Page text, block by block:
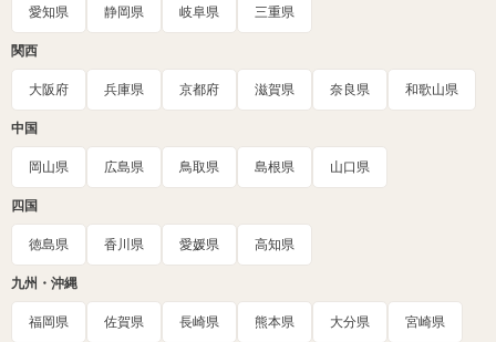
愛知県 静岡県 岐阜県 三重県
関西
大阪府 兵庫県 京都府 滋賀県 奈良県 和歌山県
中国
岡山県 広島県 鳥取県 島根県 山口県
四国
徳島県 香川県 愛媛県 高知県
九州・沖縄
福岡県 佐賀県 長崎県 熊本県 大分県 宮崎県